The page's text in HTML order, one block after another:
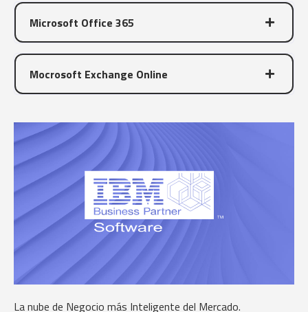
Microsoft Office 365
Mocrosoft Exchange Online
La nube de Negocio más Inteligente del Mercado.